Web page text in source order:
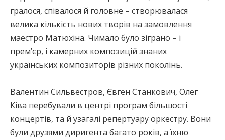
гралося, співалося й головне – створювалася
велика кількість нових творів на замовлення
маестро Матюхіна. Чимало було зіграно – і
прем’єр, і камерних композицій знаних
українських композиторів різних поколінь.
Валентин Сильвестров, Євген Станкович, Олег
Ківа перебували в центрі програм більшості
концертів, та й узагалі репертуару оркестру. Вони
були друзями диригента багато років, а їхню